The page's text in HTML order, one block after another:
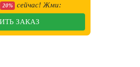
20% сейчас! Жми:
ЗАКАЗ